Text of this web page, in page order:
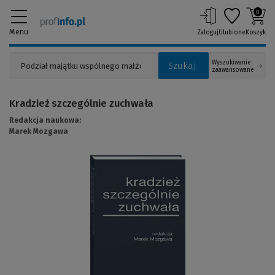
Menu
Szukaj
Wyszukiwanie
zaawansowane
ZalogujUlubione
0
Koszyk
(Link
Kradzież szczególnie zuchwała
Redakcja naukowa:
Marek Mozgawa